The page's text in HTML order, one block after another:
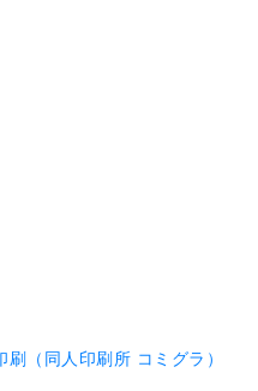
（同人印刷所 コミグラ）